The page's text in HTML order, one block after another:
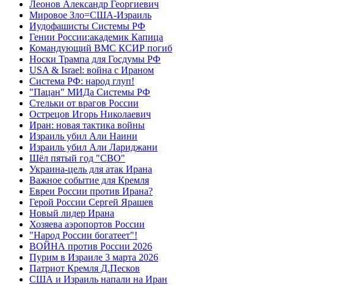
Леонов Александр Георгиевич
Мировое Зло=США-Израиль
Иудофашисты Системы РФ
Гении России:академик Капица
Командующий ВМС КСИР погиб
Носки Трампа для Госдумы РФ
USA & Israel: война с Ираном
Система РФ: народ глуп!
"Пацан" МИДа Системы РФ
Стельки от врагов России
Острецов Игорь Николаевич
Иран: новая тактика войны
Израиль убил Али Наини
Израиль убил Али Лариджани
Шёл пятый год "СВО"
Украина-цель для атак Ирана
Важное событие для Кремля
Евреи России против Ирана?
Герой России Сергей Ярашев
Новый лидер Ирана
Хозяева аэропортов России
"Народ России богатеет"!
ВОЙНА против России 2026
Пурим в Израиле 3 марта 2026
Патриот Кремля Д.Песков
США и Израиль напали на Иран